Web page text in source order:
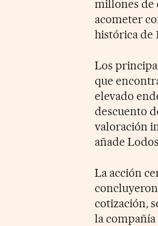
millones de
acometer
histórica de
Los
que
elevado
descuento
valoración
añade
La acción
cotización,
la compañía